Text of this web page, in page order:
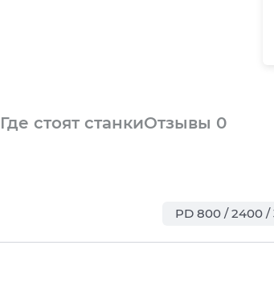
Где стоят станкиОтзывы 0
PD 800 / 2400 /